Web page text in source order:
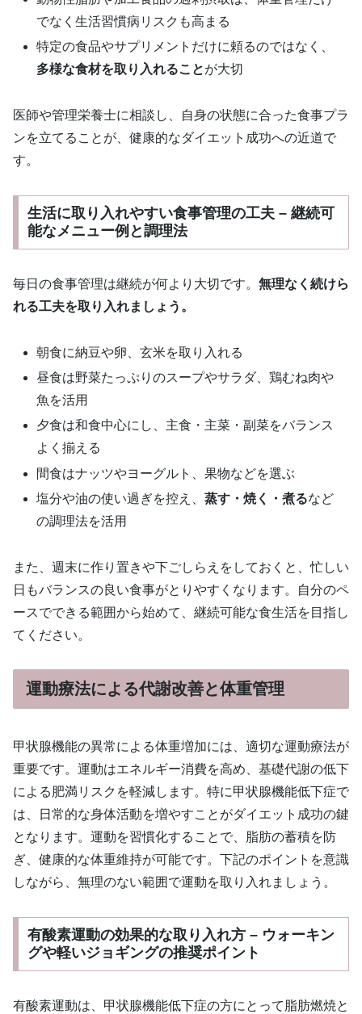
でなく生活習慣病リスクも高まる
特定の食品やサプリメントだけに頼るのではなく、
多様な食材を取り入れることが大切
医師や管理栄養士に相談し、自身の状態に合った食事プラ
ンを立てることが、健康的なダイエット成功への近道で
す。
生活に取り入れやすい食事管理の工夫 – 継続可
能なメニュー例と調理法
毎日の食事管理は継続が何より大切です。 無理なく続けら
れる工夫を取り入れましょう。
朝食に納豆や卵、玄米を取り入れる
昼食は野菜たっぷりのスープやサラダ、鶏むね肉や
魚を活用
夕食は和食中心にし、主食・主菜・副菜をバランス
よく揃える
間食はナッツやヨーグルト、果物などを選ぶ
塩分や油の使い過ぎを控え、蒸す・焼く・煮るなど
の調理法を活用
また、週末に作り置きや下ごしらえをしておくと、忙しい
日もバランスの良い食事がとりやすくなります。自分のペ
ースでできる範囲から始めて、継続可能な食生活を目指し
てください。
運動療法による代謝改善と体重管理
甲状腺機能の異常による体重増加には、適切な運動療法が
重要です。運動はエネルギー消費を高め、基礎代謝の低下
による肥満リスクを軽減します。特に甲状腺機能低下症で
は、日常的な身体活動を増やすことがダイエット成功の鍵
となります。運動を習慣化することで、脂肪の蓄積を防
ぎ、健康的な体重維持が可能です。下記のポイントを意識
しながら、無理のない範囲で運動を取り入れましょう。
有酸素運動の効果的な取り入れ方 – ウォーキン
グや軽いジョギングの推奨ポイント
有酸素運動は、甲状腺機能低下症の方にとって脂肪燃焼と